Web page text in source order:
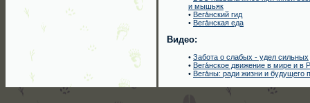
и мышьяк
• Вега́нский гид
• Вега́нская еда
Видео:
• Забота о слабых - удел сильных
• Вега́нское движение в мире и в
• Вега́ны: ради жизни и будущего